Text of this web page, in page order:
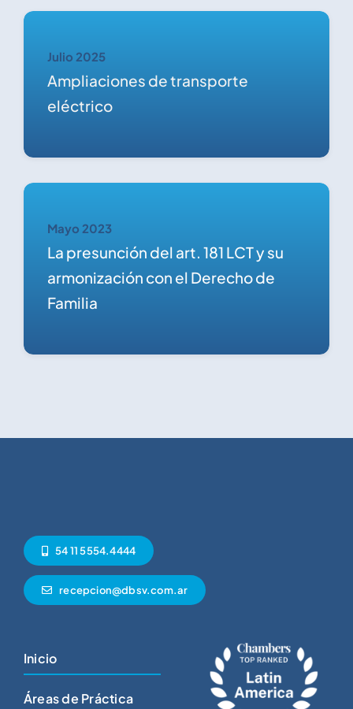
Julio 2025
Ampliaciones de transporte
eléctrico
Mayo 2023
La presunción del art. 181 LCT y su
armonización con el Derecho de
Familia
54 11 5554.4444
recepcion@dbsv.com.ar
Inicio
Áreas de Práctica